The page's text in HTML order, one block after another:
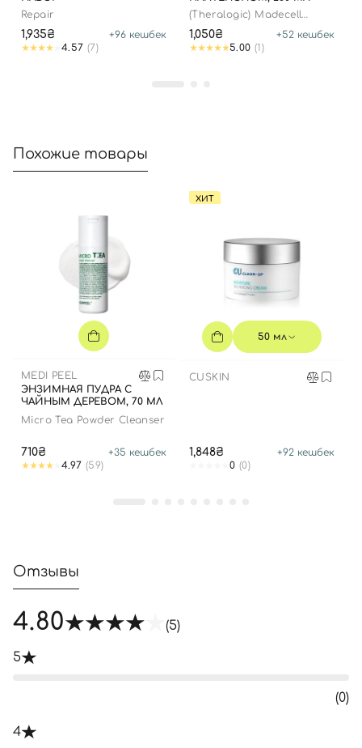
Repair
1,935₴ +96 кешбек
4.57 (7)
(Theralogic) Madecell
1,050₴ +52 кешбек
5.00 (1)
Похожие товары
MEDI PEEL
ЭНЗИМНАЯ ПУДРА С
ЧАЙНЫМ ДЕРЕВОМ, 70 МЛ
Micro Tea Powder Cleanser
710₴ +35 кешбек
4.97 (59)
ХИТ
50 мл
CUSKIN
1,848₴ +92 кешбек
0 (0)
Отзывы
4.80 (5)
5
(0)
4
Вход
Отправляя форму для авторизации/регистрации, вы
принимаете условия
Пользовательские соглашения
Войти с помощью e-mail